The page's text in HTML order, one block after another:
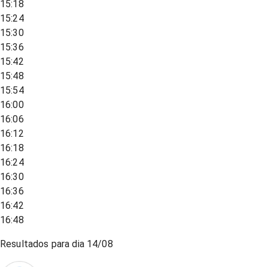
15:18
15:24
15:30
15:36
15:42
15:48
15:54
16:00
16:06
16:12
16:18
16:24
16:30
16:36
16:42
16:48
Resultados para dia 14/08